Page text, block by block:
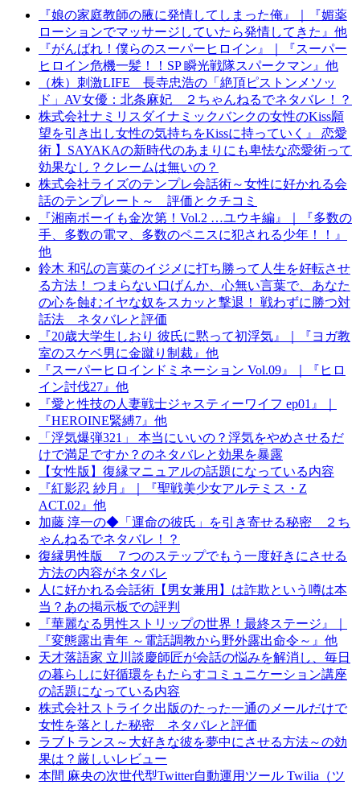
『娘の家庭教師の腋に発情してしまった俺』｜『媚薬
ローションでマッサージしていたら発情してきた』他
『がんばれ！僕らのスーパーヒロイン』｜『スーパー
ヒロイン危機一髪！！SP 瞬光戦隊スパークマン』他
（株）刺激LIFE 長寺忠浩の「絶頂ピストンメソッ
ド」AV女優：北条麻妃 ２ちゃんねるでネタバレ！？
株式会社ナミリスダイナミックバンクの女性のKiss願
望を引き出し女性の気持ちをKissに持っていく』 恋愛
術 】SAYAKAの新時代のあまりにも卑怯な恋愛術って
効果なし？クレームは無いの？
株式会社ライズのテンプレ会話術～女性に好かれる会
話のテンプレート～ 評価とクチコミ
『湘南ボーイも金次第！Vol.2 …ユウキ編』｜『多数の
手、多数の電マ、多数のペニスに犯される少年！！』
他
鈴木 和弘の言葉のイジメに打ち勝って人生を好転させ
る方法！ つまらない口げんか、心無い言葉で、あなた
の心を蝕むイヤな奴をスカッと撃退！ 戦わずに勝つ対
話法 ネタバレと評価
『20歳大学生しおり 彼氏に黙って初浮気』｜『ヨガ教
室のスケベ男に金蹴り制裁』他
『スーパーヒロインドミネーション Vol.09』｜『ヒロ
イン討伐27』他
『愛と性技の人妻戦士ジャスティーワイフ ep01』｜
『HEROINE緊縛7』他
「浮気爆弾321」 本当にいいの？浮気をやめさせるだ
けで満足ですか？のネタバレと効果を暴露
【女性版】復縁マニュアルの話題になっている内容
『紅影忍 紗月』｜『聖戦美少女アルテミス・Z
ACT.02』他
加藤 淳一の◆「運命の彼氏」を引き寄せる秘密 ２ち
ゃんねるでネタバレ！？
復縁男性版 ７つのステップでもう一度好きにさせる
方法の内容がネタバレ
人に好かれる会話術【男女兼用】は詐欺という噂は本
当？あの掲示板での評判
『華麗なる男性ストリップの世界！最終ステージ』｜
『変態露出青年 ～電話調教から野外露出命令～』他
天才落語家 立川談慶師匠が会話の悩みを解消し、毎日
の暮らしに好循環をもたらすコミュニケーション講座
の話題になっている内容
株式会社ストライク出版のたった一通のメールだけで
女性を落とした秘密 ネタバレと評価
ラブトランス～大好きな彼を夢中にさせる方法～の効
果は？厳しいレビュー
本間 麻央の次世代型Twitter自動運用ツール Twilia（ツ